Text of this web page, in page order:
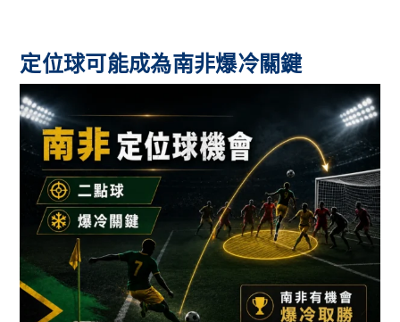
定位球可能成為南非爆冷關鍵